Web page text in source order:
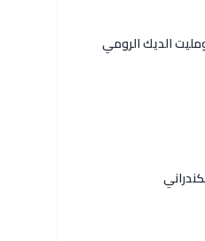
الديك الرومي